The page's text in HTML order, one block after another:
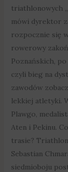
triathlonowych
mówi dyrektor
rozpocznie się
rowerowy
Poznańskich,
czyli bieg na
zawodów
lekkiej atletyki.
Plawgo,
Aten i Pekinu.
trasie?
Sebastian
siedmioboju